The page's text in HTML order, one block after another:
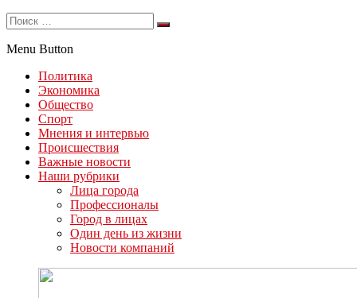
Menu Button
Политика
Экономика
Общество
Спорт
Мнения и интервью
Происшествия
Важные новости
Наши рубрики
Лица города
Профессионалы
Город в лицах
Один день из жизни
Новости компаний